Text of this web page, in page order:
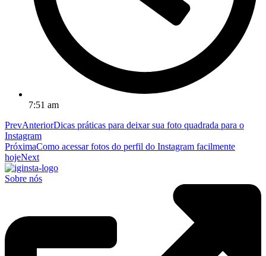
7:51 am
PrevAnteriorDicas práticas para deixar sua foto quadrada para o
Instagram
PróximaComo acessar fotos do perfil do Instagram facilmente
hojeNext
Sobre nós